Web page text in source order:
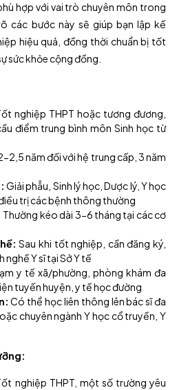
hợp với vai trò chuyên môn trong
các bước này sẽ giúp bạn lập kế
hiệu quả, đồng thời chuẩn bị tốt
sức khỏe cộng đồng.
nghiệp THPT hoặc tương đương,
điểm trung bình môn Sinh học từ
2,5 năm đối với hệ trung cấp, 3 năm
Giải phẫu, Sinh lý học, Dược lý, Y học
trị các bệnh thông thường
Thường kéo dài 3-6 tháng tại các cơ
Sau khi tốt nghiệp, cần đăng ký,
nghề Y sĩ tại Sở Y tế
y tế xã/phường, phòng khám đa
tuyến huyện, y tế học đường
Có thể học liên thông lên bác sĩ đa
chuyên ngành Y học cổ truyền, Y
nghiệp THPT, một số trường yêu